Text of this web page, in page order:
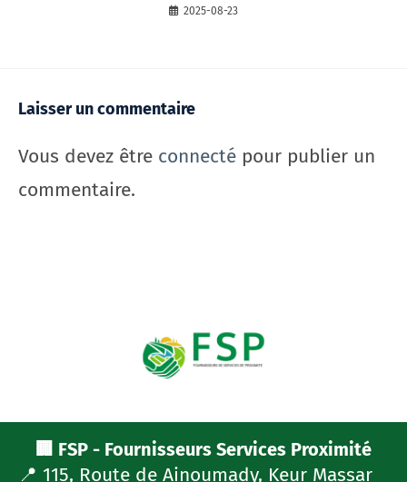
2025-08-23
Laisser un commentaire
Vous devez être connecté pour publier un
commentaire.
🏢 FSP - Fournisseurs Services Proximité
📍 115, Route de Ainoumady, Keur Massar